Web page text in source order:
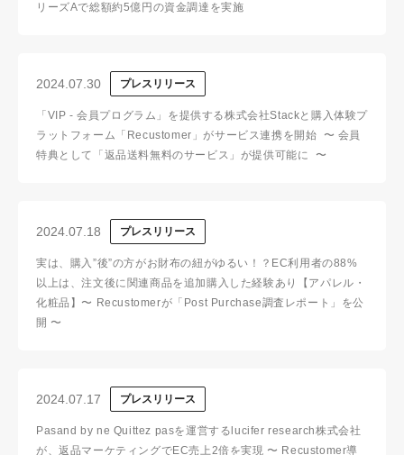
リーズAで総額約5億円の資金調達を実施
2024.07.30 プレスリリース
「VIP - 会員プログラム」を提供する株式会社Stackと購入体験プ
ラットフォーム「Recustomer」がサービス連携を開始 〜 会員
特典として「返品送料無料のサービス」が提供可能に 〜
2024.07.18 プレスリリース
実は、購入”後”の方がお財布の紐がゆるい！？EC利用者の88%
以上は、注文後に関連商品を追加購入した経験あり【アパレル・
化粧品】〜 Recustomerが「Post Purchase調査レポート」を公
開 〜
2024.07.17 プレスリリース
Pasand by ne Quittez pasを運営するlucifer research株式会社
が、返品マーケティングでEC売上2倍を実現 〜 Recustomer導